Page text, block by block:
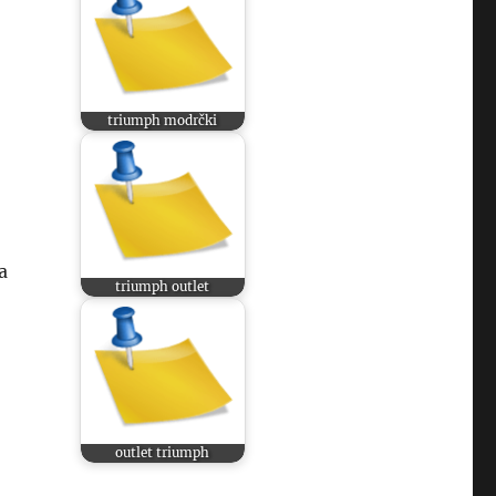
triumph modrčki
triumph outlet
outlet triumph